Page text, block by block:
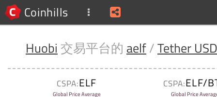
Coinhills
Huobi 交易平台的 aelf/Tether USD
CSPA:ELF
Global Price Average
CSPA:ELF/
Global Price